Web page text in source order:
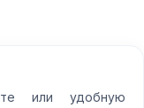
или удобную